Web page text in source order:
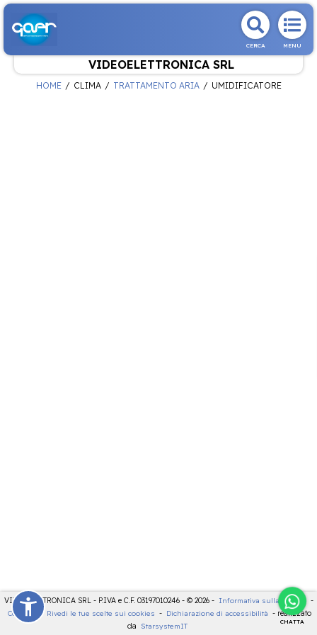
CERCA MENU
VIDEOELETTRONICA SRL
CHATTA
HOME CLIMA TRATTAMENTO ARIA UMIDIFICATORE
VIDEOELETTRONICA SRL - P.IVA e C.F. 03197010246 - © 2026 - Informativa sulla privacy -
Cookies
- Rivedi le tue scelte sui cookies - Dichiarazione di accessibilità - realizzato
da
StarsystemIT